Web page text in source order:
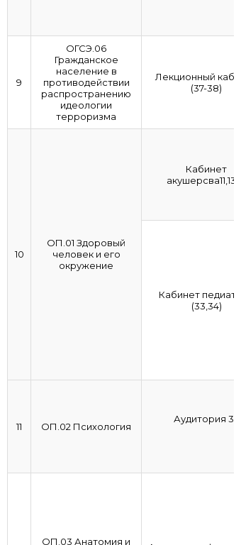
9
ОГСЭ.06
Гражданское
население в
противодействии
распространению
идеологии
терроризма
Лекционный
(37-38)
10
ОП.01 Здоровый
человек и его
окружение
Кабинет
акушерсва11,13.14
Кабинет
(33,34)
11 ОП.02 Психология
Аудитория 34
ОП.03 Анатомия и